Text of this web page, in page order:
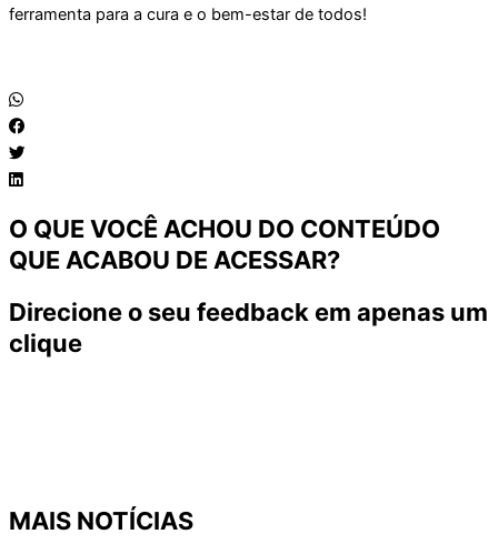
ferramenta para a cura e o bem-estar de todos!
O QUE VOCÊ ACHOU DO CONTEÚDO
QUE ACABOU DE ACESSAR?
Direcione o seu feedback em apenas um
clique
MAIS NOTÍCIAS